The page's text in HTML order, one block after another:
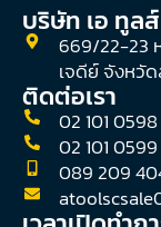
บริษัท เอ ทูล
669/22-23
เจดีย์ จังหวั
ติดต่อเรา
02 101 0598
02 101 0599
089 209